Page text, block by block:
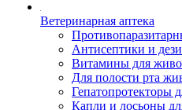
Ветеринарная аптека
Антисептики и
Витамины для
Для полости рта
Гепатопротекторы
Капли и лосьоны